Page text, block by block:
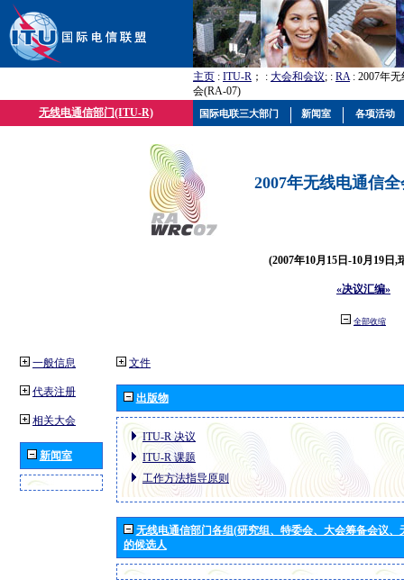
主页 : ITU-R ； : 大会和会议; : RA: 2007年
会(RA-07)
无线电通信部门(ITU-R)
2007年无线电通信
(2007年10月15日-10月19日,
«决议汇编»
全部收缩
一般信息
代表注册
相关大会
新闻室
文件
出版物
ITU-R 决议
ITU-R 课题
工作方法指导原则
无线电通信部门各组(研究组、特委会、大会筹备会议
的候选人
国际电联三大部门 新闻室 各项活动